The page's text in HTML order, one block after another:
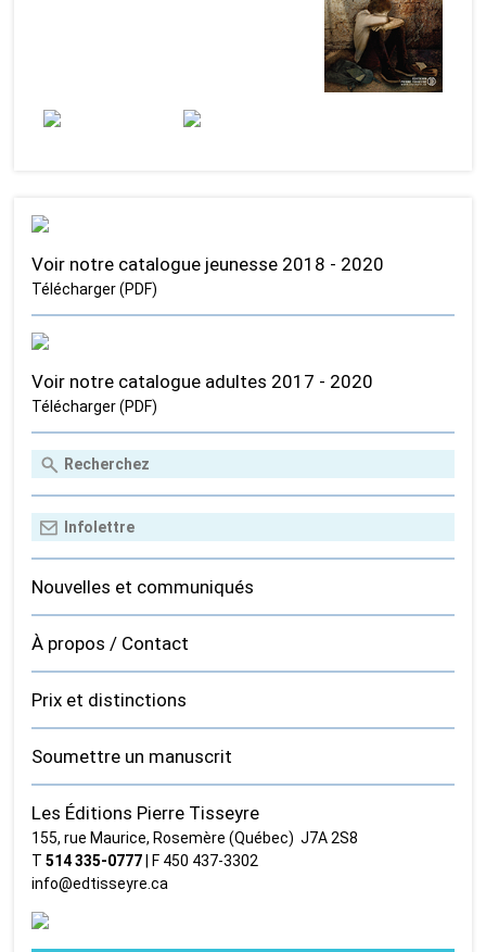
Voir notre catalogue jeunesse 2018 - 2020
Télécharger (PDF)
Voir notre catalogue adultes 2017 - 2020
Télécharger (PDF)
Nouvelles et communiqués
À propos / Contact
Prix et distinctions
Soumettre un manuscrit
Les Éditions Pierre Tisseyre
155, rue Maurice, Rosemère (Québec) J7A 2S8
T514 335‑0777 | F 450 437‑3302
info@edtisseyre.ca